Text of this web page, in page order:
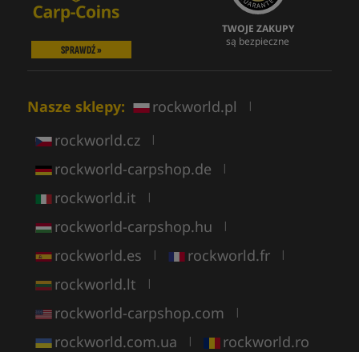
SPRAWDŹ »
TWOJE ZAKUPY
są bezpieczne
Nasze sklepy: rockworld.pl |
rockworld.cz |
rockworld-carpshop.de |
rockworld.it |
rockworld-carpshop.hu |
rockworld.es | rockworld.fr |
rockworld.lt |
rockworld-carpshop.com |
rockworld.com.ua | rockworld.ro